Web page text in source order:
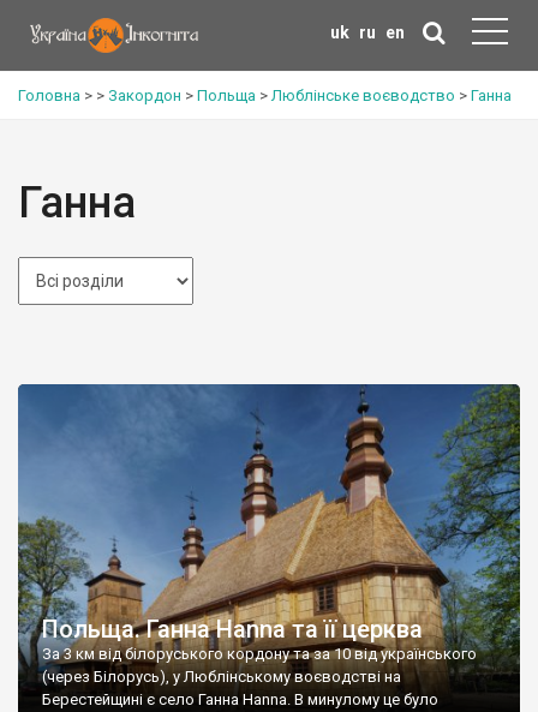
uk ru en
Головна > > Закордон > Польща >Люблінське воєводство > Ганна
Ганна
Польща. Ганна Hanna та її церква
За 3 км від білоруського кордону та за 10 від українського
(через Білорусь), у Люблінському воєводстві на
Берестейщині є село Ганна Hanna. В минулому це було